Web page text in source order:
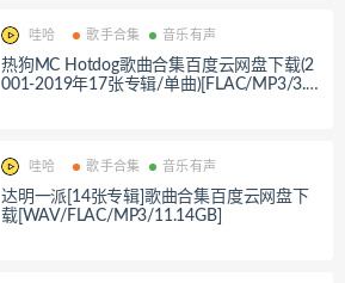
哇哈 歌手合集 音乐有声
热狗MC Hotdog歌曲合集百度云网盘下载(2
001-2019年17张专辑/单曲)[FLAC/MP3/3.0
哇哈 歌手合集 音乐有声
达明一派[14张专辑]歌曲合集百度云网盘下
载[WAV/FLAC/MP3/11.14GB]